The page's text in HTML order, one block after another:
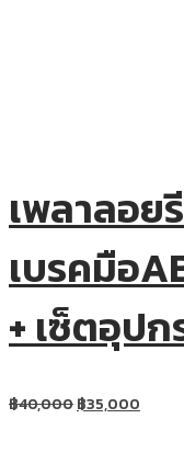
เพลาลอย
เบรคมือ
+ เซ็ตอุป
฿40,000฿35,000